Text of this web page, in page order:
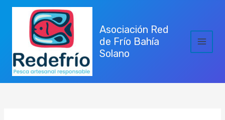
contenido
Asociación Red
de Frío Bahía
Solano
Main